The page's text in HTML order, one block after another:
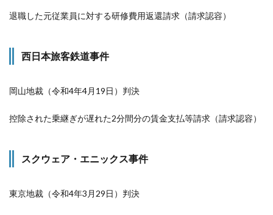
退職した元従業員に対する研修費用返還請求（請求認容）
西日本旅客鉄道事件
岡山地裁（令和4年4月19日）判決
控除された乗継ぎが遅れた2分間分の賃金支払等請求（請求認容）
スクウェア・エニックス事件
東京地裁（令和4年3月29日）判決